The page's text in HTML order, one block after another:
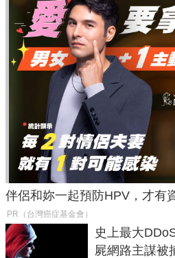
伴侶和妳一起預防HPV，才有
PR（台灣癌症基金會）
史上最大
屍網路主謀被